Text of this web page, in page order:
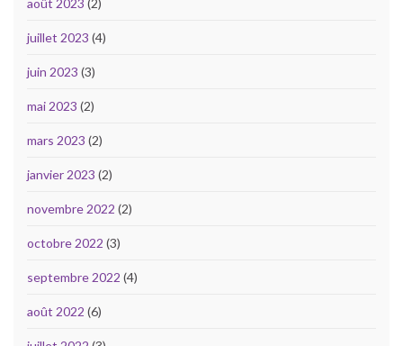
août 2023 (2)
juillet 2023 (4)
juin 2023 (3)
mai 2023 (2)
mars 2023 (2)
janvier 2023 (2)
novembre 2022 (2)
octobre 2022 (3)
septembre 2022 (4)
août 2022 (6)